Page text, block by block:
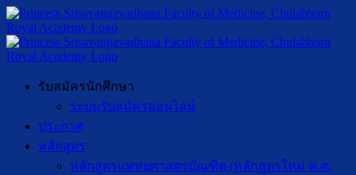
รับสมัครนักศึกษา
ระบบรับสมัครออนไลน์
ประกาศ
หลักสูตร
หลักสูตรแพทยศาสตรบัณฑิต (หลักสูตรใหม่ พ.ศ.